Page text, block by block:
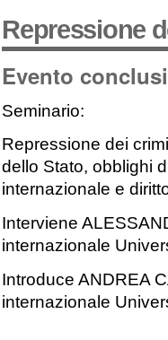
Repressione
Evento
Seminario:
Repressione dei
dello Stato, obblighi
internazionale e
Interviene
internazionale
Introduce ANDREA
internazionale